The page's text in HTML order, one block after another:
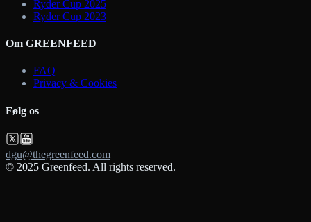
Ryder Cup 2025
Ryder Cup 2023
Om GREENFEED
FAQ
Privacy & Cookies
Følg os
dgu@thegreenfeed.com
© 2025 Greenfeed. All rights reserved.